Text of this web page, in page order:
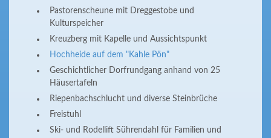
Pastorenscheune mit Dreggestobe und
Kulturspeicher
Kreuzberg mit Kapelle und Aussichtspunkt
Hochheide auf dem "Kahle Pön"
Geschichtlicher Dorfrundgang anhand von 25
Häusertafeln
Riepenbachschlucht und diverse Steinbrüche
Freistuhl
Ski- und Rodellift Sührendahl für Familien und